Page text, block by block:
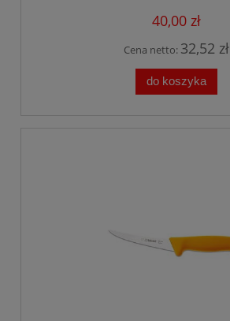
40,00 zł
Cena netto: 32,52 zł
do koszyka